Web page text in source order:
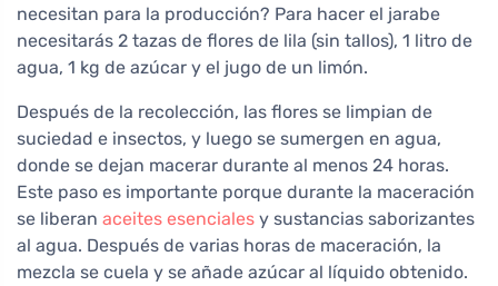
necesitan para la producción? Para hacer el jarabe
necesitarás 2 tazas de flores de lila (sin tallos), 1 litro de
agua, 1 kg de azúcar y el jugo de un limón.
Después de la recolección, las flores se limpian de
suciedad e insectos, y luego se sumergen en agua,
donde se dejan macerar durante al menos 24 horas.
Este paso es importante porque durante la maceración
se liberan aceites esenciales y sustancias saborizantes
al agua. Después de varias horas de maceración, la
mezcla se cuela y se añade azúcar al líquido obtenido.